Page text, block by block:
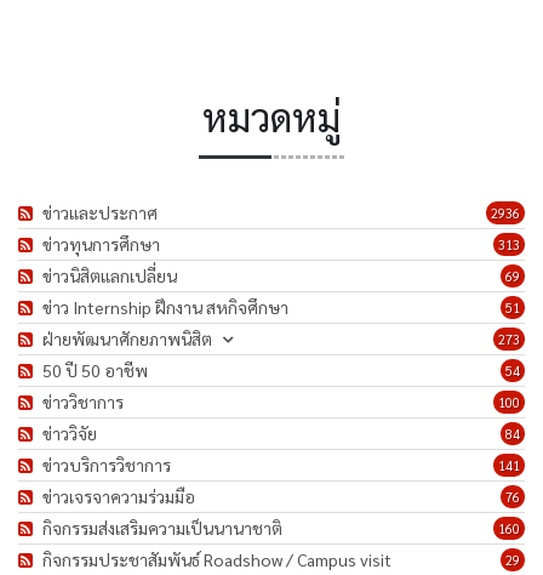
หมวดหมู่
2936
ข่าวและประกาศ
313
ข่าวทุนการศึกษา
69
ข่าวนิสิตแลกเปลี่ยน
51
ข่าว Internship ฝึกงาน สหกิจศึกษา
273
ฝ่ายพัฒนาศักยภาพนิสิต
54
50 ปี 50 อาชีพ
100
ข่าววิชาการ
84
ข่าววิจัย
141
ข่าวบริการวิชาการ
76
ข่าวเจรจาความร่วมมือ
160
กิจกรรมส่งเสริมความเป็นนานาชาติ
29
กิจกรรมประชาสัมพันธ์ Roadshow / Campus visit